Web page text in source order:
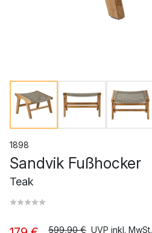
1898
Sandvik Fußhocker
Teak
599,90 € UVP inkl. MwSt.